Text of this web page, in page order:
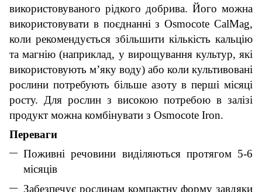
використовуваного рідкого добрива. Його можна
використовувати в поєднанні з Osmocote CalMag,
коли рекомендується збільшити кількість кальцію
та магнію (наприклад, у вирощування культур, які
використовують м’яку воду) або коли культивовані
рослини потребують більше азоту в перші місяці
росту. Для рослин з високою потребою в залізі
продукт можна комбінувати з Osmocote Iron.
Переваги
Поживні речовини виділяються протягом 5-6
місяців
Забезпечує рослинам компактну форму завдяки